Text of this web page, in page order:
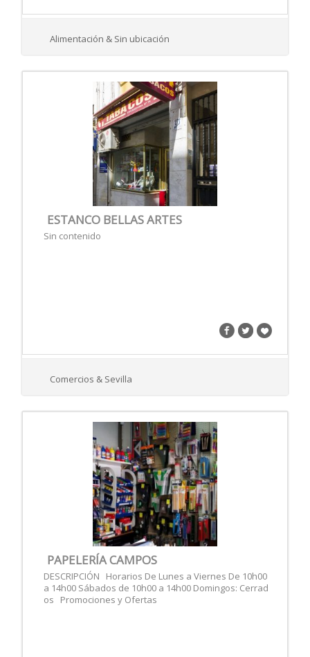
Alimentación & Sin ubicación
ESTANCO BELLAS ARTES
Sin contenido
Comercios & Sevilla
PAPELERÍA CAMPOS
DESCRIPCIÓN Horarios De Lunes a Viernes De 10h00
a 14h00 Sábados de 10h00 a 14h00 Domingos: Cerrad
os Promociones y Ofertas